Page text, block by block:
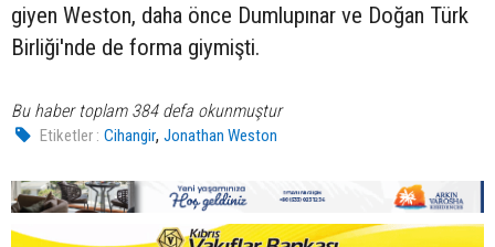
giyen Weston, daha önce Dumlupınar ve Doğan Türk
Birliği'nde de forma giymişti.
Bu haber toplam 384 defa okunmuştur
Etiketler : Cihangir,Jonathan Weston